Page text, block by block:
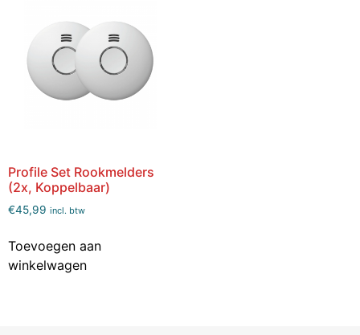
Profile Set Rookmelders
(2x, Koppelbaar)
€45,99 incl. btw
Toevoegen aan
winkelwagen